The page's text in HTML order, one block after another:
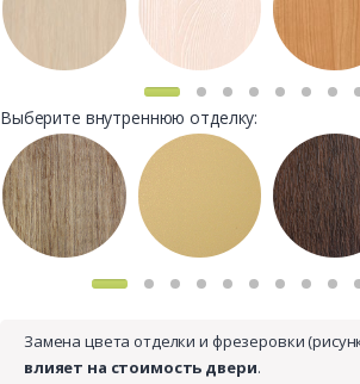
Выберите внутреннюю отделку:
Замена цвета отделки и фрезеровки
влияет на стоимость двери.